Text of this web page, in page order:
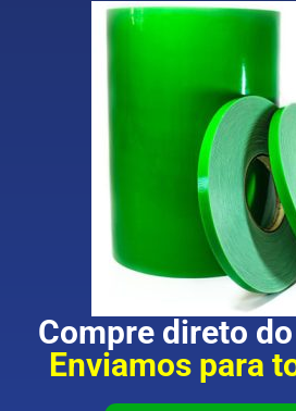
Compre direto
Enviamos para